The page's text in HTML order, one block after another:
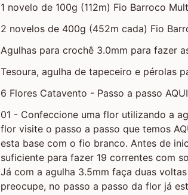
1 novelo de 100g (112m) Fio Barroco
2 novelos de 400g (452m cada) Fio
Agulhas para crochê 3.0mm para fazer
Tesoura, agulha de tapeceiro e pérolas
6 Flores Catavento - Passo a passo AQUI
01 - Confeccione uma flor utilizando a
flor visite o passo a passo que temos
esta base com o fio branco. Antes de
suficiente para fazer 19 correntes com
Já com a agulha 3.5mm faça duas
preocupe, no passo a passo da flor já